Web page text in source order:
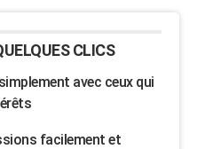
CLICS
avec ceux qui
facilement et